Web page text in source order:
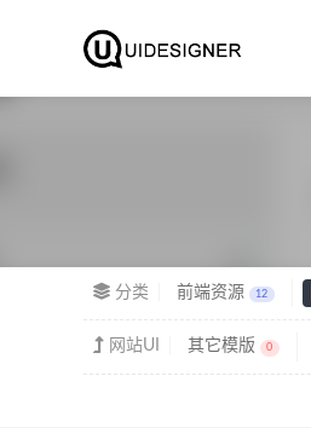
分类 前端资源 12
网站UI 其它模版 0